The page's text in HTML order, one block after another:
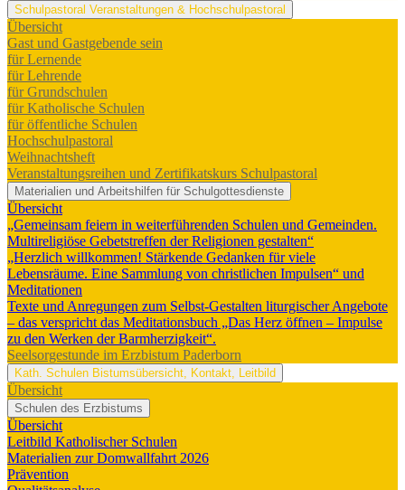
Schulpastoral Veranstaltungen & Hochschulpastoral
Übersicht
Gast und Gastgebende sein
für Lernende
für Lehrende
für Grundschulen
für Katholische Schulen
für öffentliche Schulen
Hochschulpastoral
Weihnachtsheft
Veranstaltungsreihen und Zertifikatskurs Schulpastoral
Materialien und Arbeitshilfen für Schulgottesdienste
Übersicht
„Gemeinsam feiern in weiterführenden Schulen und Gemeinden.
Multireligiöse Gebetstreffen der Religionen gestalten“
„Herzlich willkommen! Stärkende Gedanken für viele
Lebensräume. Eine Sammlung von christlichen Impulsen“ und
Meditationen
Texte und Anregungen zum Selbst-Gestalten liturgischer Angebote
– das verspricht das Meditationsbuch „Das Herz öffnen – Impulse
zu den Werken der Barmherzigkeit“.
Seelsorgestunde im Erzbistum Paderborn
Kath. Schulen Bistumsübersicht, Kontakt, Leitbild
Übersicht
Schulen des Erzbistums
Übersicht
Leitbild Katholischer Schulen
Materialien zur Domwallfahrt 2026
Prävention